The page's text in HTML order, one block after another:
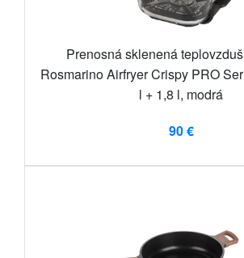
Prenosná sklenená
Rosmarino Airfryer Crispy PRO
l + 1,8 l, modrá
90 €